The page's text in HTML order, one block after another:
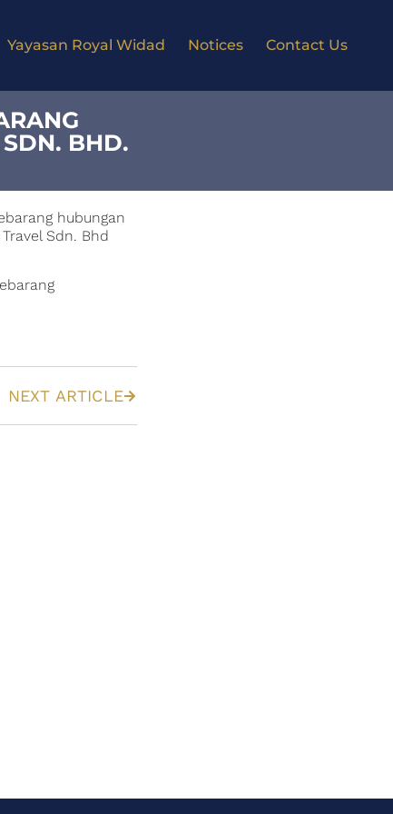
Yayasan Royal Widad Notices Contact Us
BHD.
hubungan
Sdn. Bhd
NEXT ARTICLE